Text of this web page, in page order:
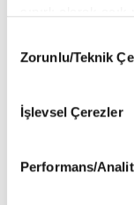
vasıtasıyla
6698 sayılı
okumak ve
gerçekleştirilen
Selection
Zorunlu/Teknik
İşlevsel Çerezler
Performans/